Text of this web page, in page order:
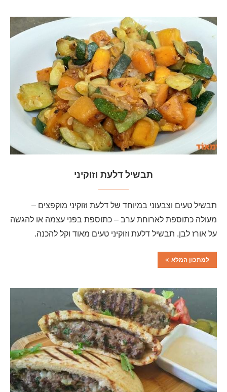
תבשיל דלעת וזוקיני
תבשיל טעים וצבעוני במיוחד של דלעת וזוקיני מוקפצים –
מעולה כתוספת לארוחת ערב – כתוספת בפני עצמה או להגשה
על אורז לבן. תבשיל דלעת וזוקיני טעים מאוד וקל להכנה.
למתכון המלא